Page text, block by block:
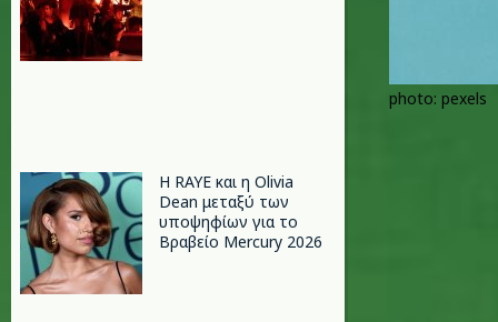
Η RAYE και η Olivia
Dean μεταξύ των
υποψηφίων για το
Βραβείο Mercury 2026
photo: pexels